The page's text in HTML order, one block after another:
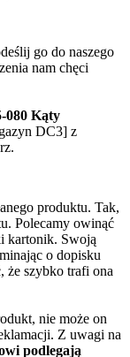
go do naszego
nam chęci
080 Kąty
DC3] z
produktu. Tak,
Polecamy owinąć
kartonik. Swoją
o dopisku
że szybko trafi ona
nie może on
Z uwagi na
podlegają